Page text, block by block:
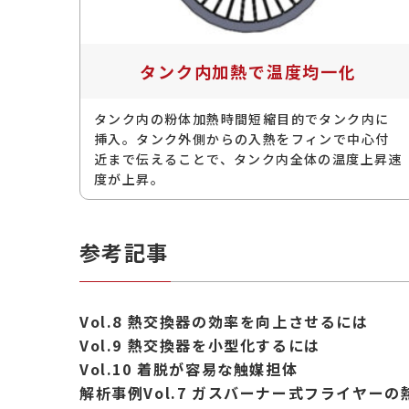
タンク内加熱で温度均一化
タンク内の粉体加熱時間短縮目的でタンク内に
挿入。タンク外側からの入熱をフィンで中心付
近まで伝えることで、タンク内全体の温度上昇速
度が上昇。
参考記事
Vol.8 熱交換器の効率を向上させるには
Vol.9 熱交換器を小型化するには
Vol.10 着脱が容易な触媒担体
解析事例Vol.7 ガスバーナー式フライヤーの